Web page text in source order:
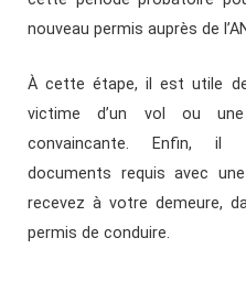
nouveau permis auprès de
À cette étape, il est utile
victime d’un vol ou
convaincante. Enfin, il
documents requis avec
recevez à votre demeure,
permis de conduire.